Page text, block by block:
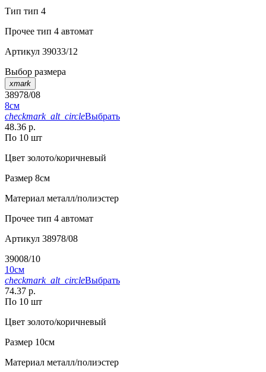
Тип тип 4
Прочее тип 4 автомат
Артикул 39033/12
Выбор размера
xmark
38978/08
8см
checkmark_alt_circleВыбрать
48.36 р.
По 10 шт
Цвет золото/коричневый
Размер 8см
Материал металл/полиэстер
Прочее тип 4 автомат
Артикул 38978/08
39008/10
10см
checkmark_alt_circleВыбрать
74.37 р.
По 10 шт
Цвет золото/коричневый
Размер 10см
Материал металл/полиэстер